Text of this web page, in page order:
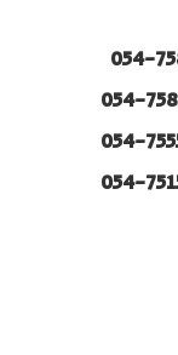
054-
054-
054-
054-